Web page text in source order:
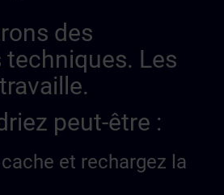
des
Les
peut-être :
et rechargez la